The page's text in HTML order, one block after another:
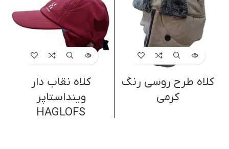
کلاه طرح روسی رنگ
کرمی
کلاه نقاب دار
وینداستاپر
HAGLOFS